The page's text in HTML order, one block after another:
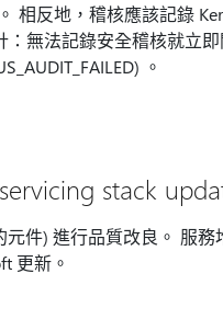
相反地，稽核應該記錄
：無法記錄安全稽核就立
。
stack
件) 進行品質改良。 服
更新。